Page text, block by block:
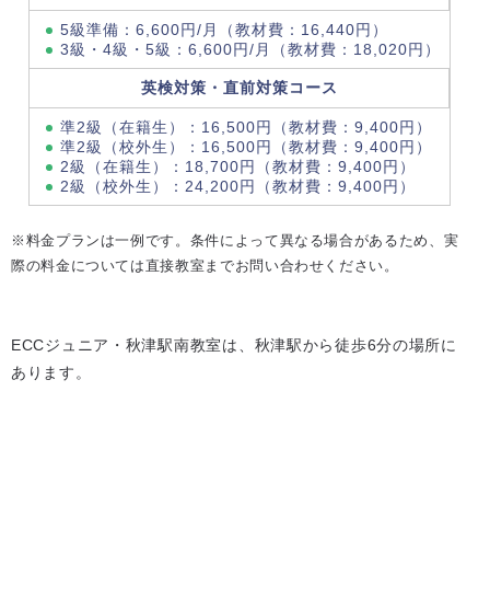
5級準備：6,600円/月（教材費：16,440円）
3級・4級・5級：6,600円/月（教材費：18,020円）
英検対策・直前対策コース
準2級（在籍生）：16,500円（教材費：9,400円）
準2級（校外生）：16,500円（教材費：9,400円）
2級（在籍生）：18,700円（教材費：9,400円）
2級（校外生）：24,200円（教材費：9,400円）
※料金プランは一例です。条件によって異なる場合があるため、実
際の料金については直接教室までお問い合わせください。
ECCジュニア・秋津駅南教室は、秋津駅から徒歩6分の場所に
あります。